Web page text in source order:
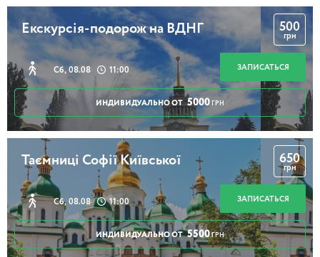
Екскурсія-подорож на ВДНГ
Сб, 08.08 11:00
500
грн
ЗАПИСАТЬСЯ
ИНДИВИДУАЛЬНО ОТ 5000 ГРН
Таємниці Софії Київської
Сб, 08.08 11:00
650
грн
ЗАПИСАТЬСЯ
ИНДИВИДУАЛЬНО ОТ 5500 ГРН